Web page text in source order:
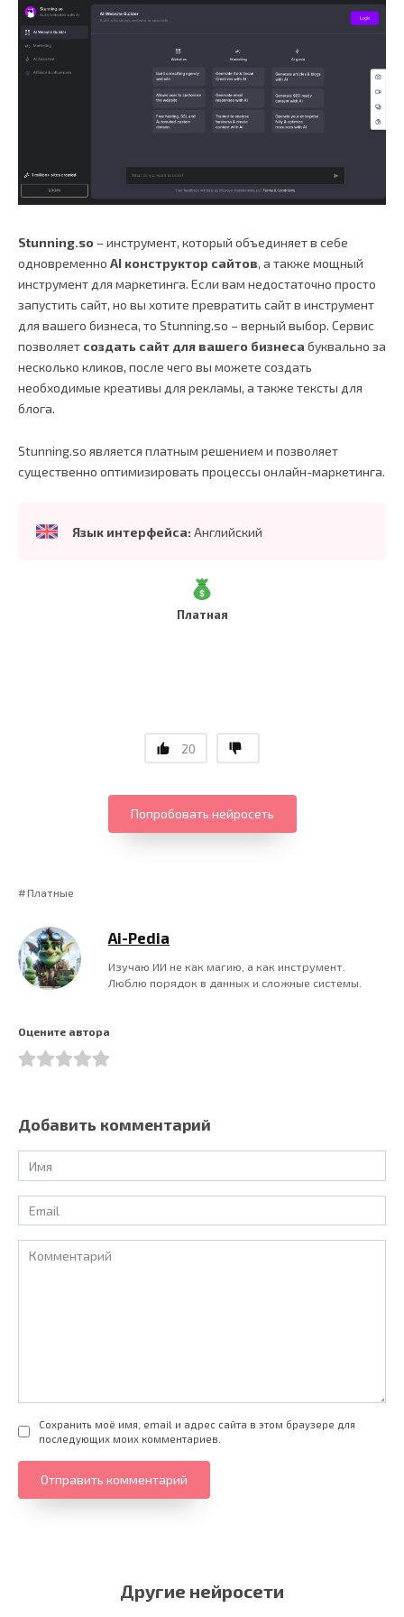
Stunning.so – инструмент, который объединяет в себе
одновременно AI конструктор сайтов, а также мощный
инструмент для маркетинга. Если вам недостаточно просто
запустить сайт, но вы хотите превратить сайт в инструмент
для вашего бизнеса, то Stunning.so – верный выбор. Сервис
позволяет создать сайт для вашего бизнеса буквально за
несколько кликов, после чего вы можете создать
необходимые креативы для рекламы, а также тексты для
блога.
Stunning.so является платным решением и позволяет
существенно оптимизировать процессы онлайн-маркетинга.
Язык интерфейса: Английский
Платная
20
Попробовать нейросеть
Платные
Ai-Pedia
Изучаю ИИ не как магию, а как инструмент.
Люблю порядок в данных и сложные системы.
Оцените автора
Добавить комментарий
Имя
*
Email
*
Комментарий
Сохранить моё имя, email и адрес сайта в этом браузере для
последующих моих комментариев.
Другие нейросети